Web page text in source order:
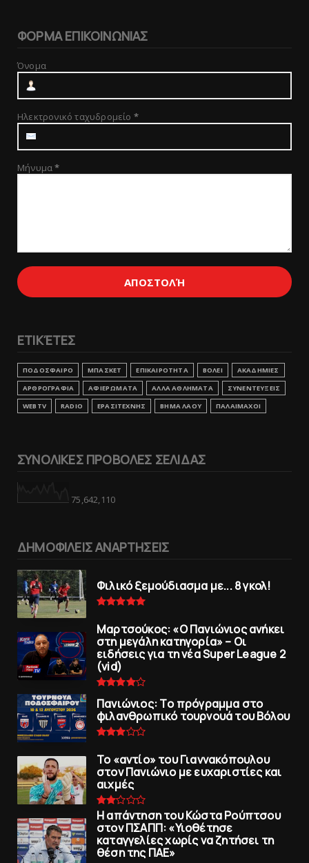
ΦΟΡΜΑ ΕΠΙΚΟΙΝΩΝΙΑΣ
Όνομα
Ηλεκτρονικό ταχυδρομείο *
Μήνυμα*
ΕΤΙΚΈΤΕΣ
ΠΟΔΟΣΦΑΙΡΟ ΜΠΑΣΚΕΤ ΕΠΙΚΑΙΡΟΤΗΤΑ ΒΟΛΕΙ
ΑΚΑΔΗΜΙΕΣ
ΑΡΘΡΟΓΡΑΦΙΑ
ΑΦΙΕΡΩΜΑΤΑ ΑΛΛΑ ΑΘΛΗΜΑΤΑ
ΣΥΝΕΝΤΕΥΞΕΙΣ
WEBTV
RADIO ΕΡΑΣΙΤΕΧΝΗΣ ΒΗΜΑ ΛΑΟΥ ΠΑΛΑΙΜΑΧΟΙ
ΣΥΝΟΛΙΚΕΣ ΠΡΟΒΟΛΕΣ ΣΕΛΙΔΑΣ
75,642,110
ΔΗΜΟΦΙΛΕΙΣ ΑΝΑΡΤΗΣΕΙΣ
Φιλικό ξεμούδιασμα με... 8 γκολ!
Μαρτσούκος: «Ο Πανιώνιος ανήκει
στη μεγάλη κατηγορία» – Οι
ειδήσεις για τη νέα Super League 2
(vid)
Πανιώνιoς: Tο πρόγραμμα στο
φιλανθρωπικό τουρνουά του Bόλου
To «αντίο» του Γιαννακόπουλου
στον Πανιώνιο με ευχαριστίες και
αιχμές
Η απάντηση του Κώστα Ρούπτσου
στον ΠΣΑΠΠ: «Υιοθέτησε
καταγγελίες χωρίς να ζητήσει τη
θέση της ΠAΕ»